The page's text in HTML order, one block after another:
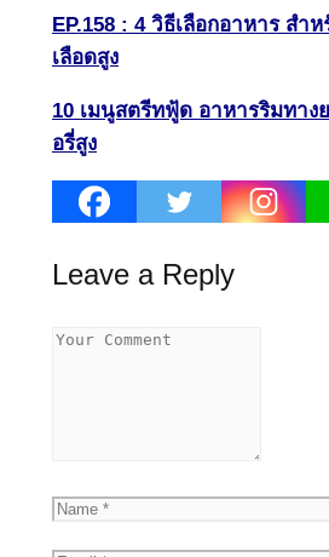
EP.158 : 4 วิธีเลือกอาหาร ส
เลือดสูง
10 เมนูสตรีทฟู้ด อาหารริมทา
อรี่สูง
Leave a Reply